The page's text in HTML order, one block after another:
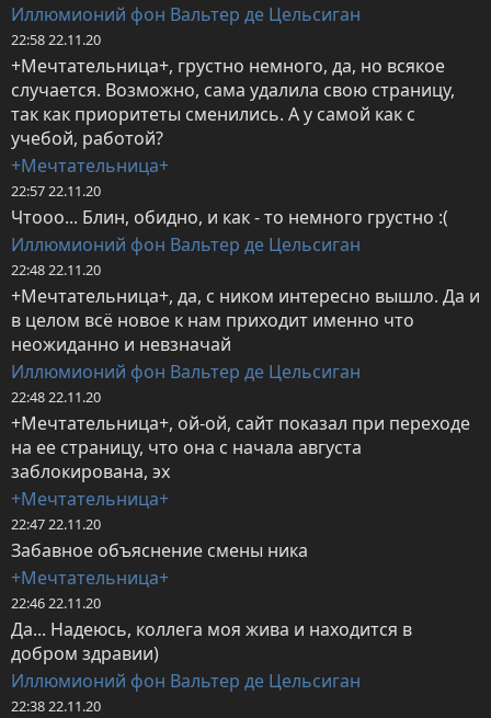
Иллюмионий фон Вальтер де Цельсиган
22:58 22.11.20
+Мечтательница+, грустно немного, да, но всякое
случается. Возможно, сама удалила свою страницу,
так как приоритеты сменились. А у самой как с
учебой, работой?
+Мечтательница+
22:57 22.11.20
Чтооо... Блин, обидно, и как - то немного грустно :(
Иллюмионий фон Вальтер де Цельсиган
22:48 22.11.20
+Мечтательница+, да, с ником интересно вышло. Да и
в целом всё новое к нам приходит именно что
неожиданно и невзначай
Иллюмионий фон Вальтер де Цельсиган
22:48 22.11.20
+Мечтательница+, ой-ой, сайт показал при переходе
на ее страницу, что она с начала августа
заблокирована, эх
+Мечтательница+
22:47 22.11.20
Забавное объяснение смены ника
+Мечтательница+
22:46 22.11.20
Да... Надеюсь, коллега моя жива и находится в
добром здравии)
Иллюмионий фон Вальтер де Цельсиган
22:38 22.11.20